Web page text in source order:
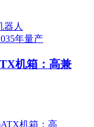
机箱：高兼